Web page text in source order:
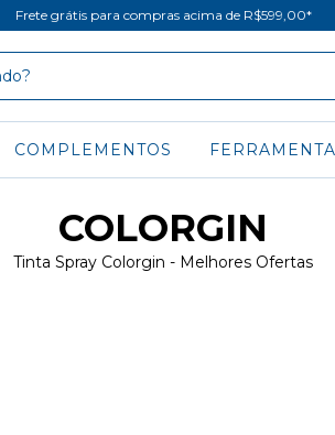
Frete grátis para compras acima de R$599,00*
COMPLEMENTOS
COLORGIN
Tinta Spray Colorgin - Melhores Ofertas